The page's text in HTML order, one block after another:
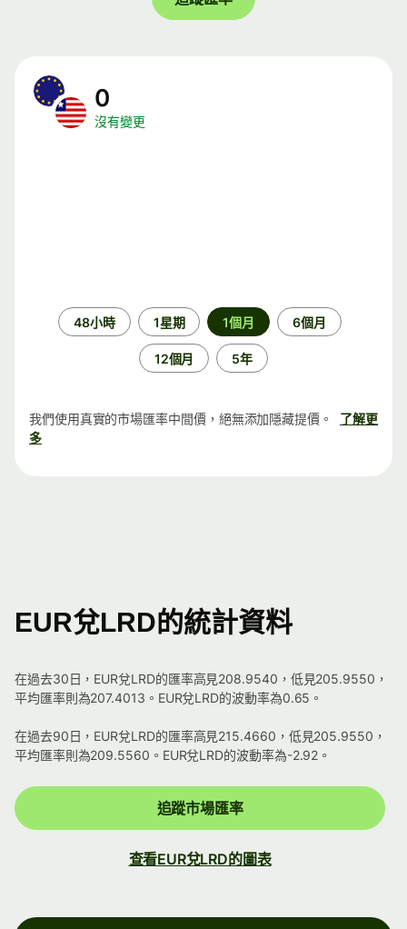
0
沒有變更
48小時 1星期 1個月 6個月
12個月 5年
我們使用真實的市場匯率中間價，絕無添加隱藏提價。
了解更
多
EUR兌LRD的統計資料
在過去30日，EUR兌LRD的匯率高見208.9540，低見205.9550，
平均匯率則為207.4013。EUR兌LRD的波動率為0.65。
在過去90日，EUR兌LRD的匯率高見215.4660，低見205.9550，
平均匯率則為209.5560。EUR兌LRD的波動率為-2.92。
追蹤市場匯率
查看EUR兌LRD的圖表